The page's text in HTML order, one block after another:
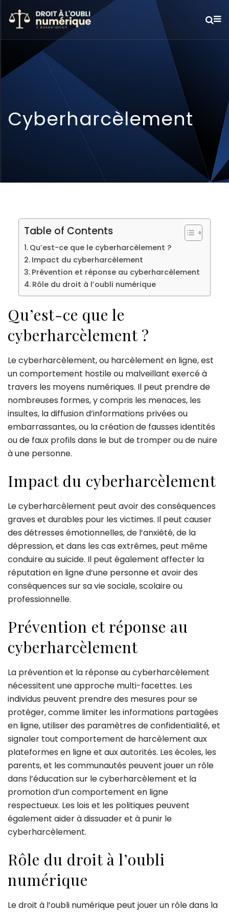
Cyberharcèlement
Table of Contents
Qu’est-ce que le cyberharcèlement ?
Impact du cyberharcèlement
Prévention et réponse au cyberharcèlement
Rôle du droit à l’oubli numérique
Qu’est-ce que le
cyberharcèlement ?
Le cyberharcèlement, ou harcèlement en ligne, est
un comportement hostile ou malveillant exercé à
travers les moyens numériques. Il peut prendre de
nombreuses formes, y compris les menaces, les
insultes, la diffusion d’informations privées ou
embarrassantes, ou la création de fausses identités
ou de faux profils dans le but de tromper ou de nuire
à une personne.
Impact du cyberharcèlement
Le cyberharcèlement peut avoir des conséquences
graves et durables pour les victimes. Il peut causer
des détresses émotionnelles, de l’anxiété, de la
dépression, et dans les cas extrêmes, peut même
conduire au suicide. Il peut également affecter la
réputation en ligne d’une personne et avoir des
conséquences sur sa vie sociale, scolaire ou
professionnelle.
Prévention et réponse au
cyberharcèlement
La prévention et la réponse au cyberharcèlement
nécessitent une approche multi-facettes. Les
individus peuvent prendre des mesures pour se
protéger, comme limiter les informations partagées
en ligne, utiliser des paramètres de confidentialité, et
signaler tout comportement de harcèlement aux
plateformes en ligne et aux autorités. Les écoles, les
parents, et les communautés peuvent jouer un rôle
dans l’éducation sur le cyberharcèlement et la
promotion d’un comportement en ligne
respectueux. Les lois et les politiques peuvent
également aider à dissuader et à punir le
cyberharcèlement.
Rôle du droit à l’oubli
numérique
Le droit à l’oubli numérique peut jouer un rôle dans la